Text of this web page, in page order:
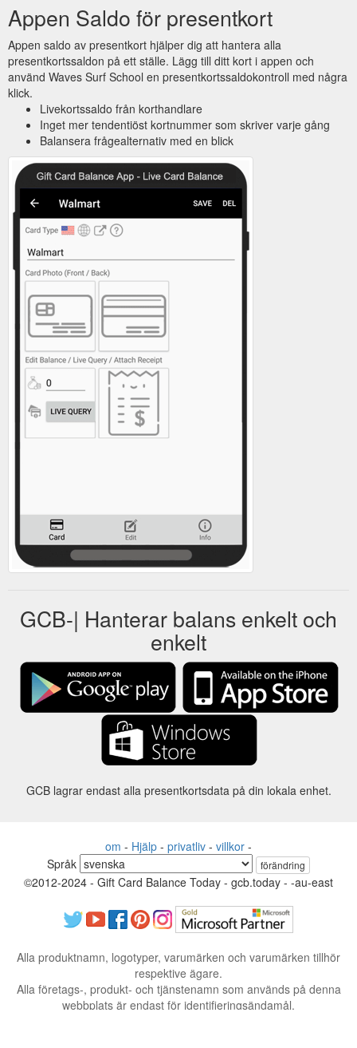
Appen Saldo för presentkort
Appen saldo av presentkort hjälper dig att hantera alla
presentkortssaldon på ett ställe. Lägg till ditt kort i appen och
använd Waves Surf School en presentkortssaldokontroll med några
klick.
Livekortssaldo från korthandlare
Inget mer tendentiöst kortnummer som skriver varje gång
Balansera frågealternativ med en blick
GCB-| Hanterar balans enkelt och
enkelt
GCB lagrar endast alla presentkortsdata på din lokala enhet.
om - Hjälp - privatliv - villkor -
Språk
förändring
©2012-2024 - Gift Card Balance Today - gcb.today - -au-east
Alla produktnamn, logotyper, varumärken och varumärken tillhör
respektive ägare.
Alla företags-, produkt- och tjänstenamn som används på denna
webbplats är endast för identifieringsändamål.